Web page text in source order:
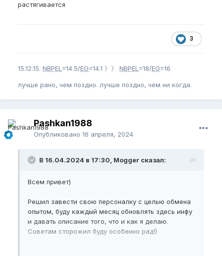
растягивается
3
15.12.15. NBPEL =14.5/EG=14.1 》》 NBPEL =18/EG=16
лучше рано, чем поздно. лучше поздно, чем ни когда.
Pashkan1988
Опубликовано 16 апреля, 2024
В 16.04.2024 в 17:30, Mogger сказал:
Всем привет)
Решил завести свою персоналку с целью обмена
опытом, буду каждый месяц обновлять здесь инфу
и давать описание того, что и как я делаю.
Советам сторожил буду особенно рад!)